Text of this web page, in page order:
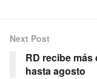
Next Post
RD recibe
hasta agosto